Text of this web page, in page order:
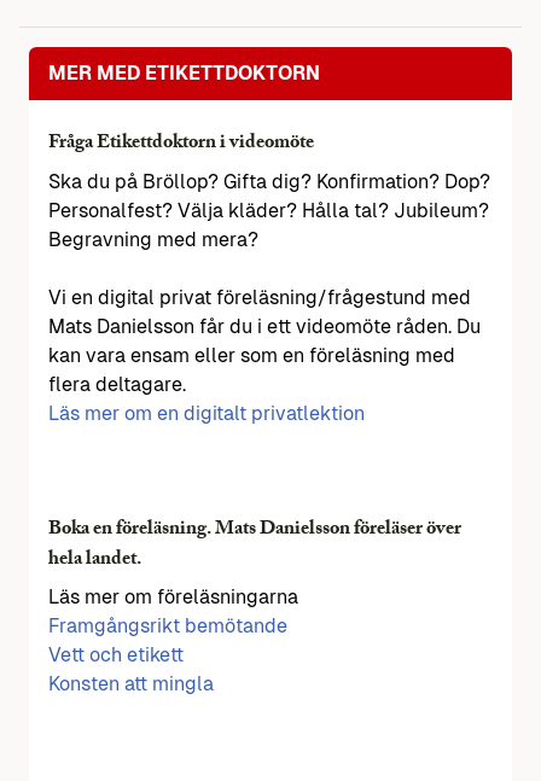
MER MED ETIKETTDOKTORN
Fråga Etikettdoktorn i videomöte
Ska du på Bröllop? Gifta dig? Konfirmation? Dop?
Personalfest? Välja kläder? Hålla tal? Jubileum?
Begravning med mera?
Vi en digital privat föreläsning/frågestund med
Mats Danielsson får du i ett videomöte råden. Du
kan vara ensam eller som en föreläsning med
flera deltagare.
Läs mer om en digitalt privatlektion
Boka en föreläsning. Mats Danielsson föreläser över
hela landet.
Läs mer om föreläsningarna
Framgångsrikt bemötande
Vett och etikett
Konsten att mingla